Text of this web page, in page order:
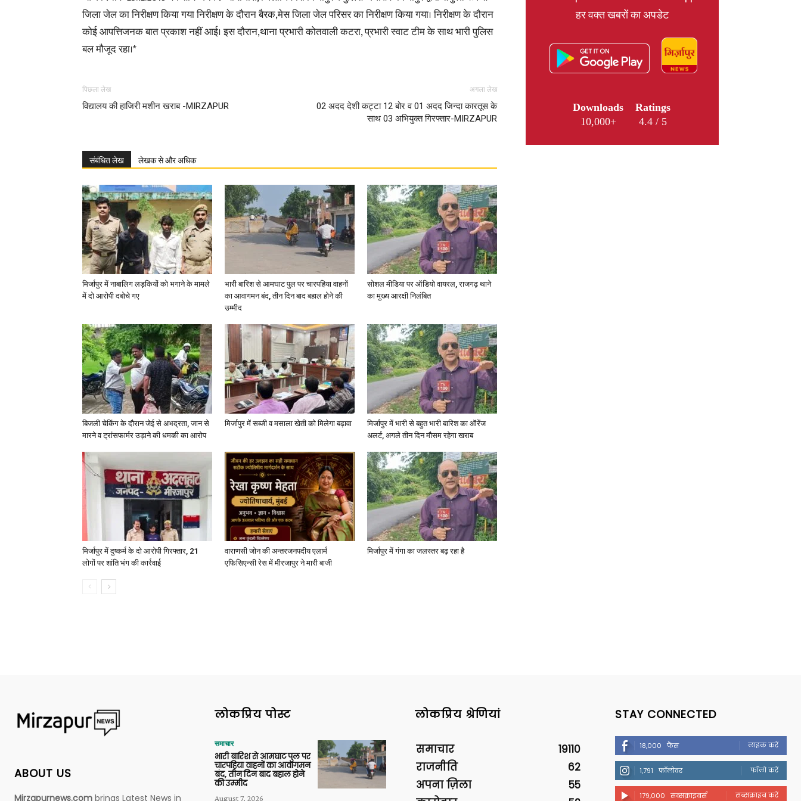
News
in
Hindi,
Today
Hindi
जिला जेल का निरीक्षण किया गया निरीक्षण के दौरान बैरक,मेस जिला जेल परिसर का निरीक्षण किया गया। निरीक्षण के दौरान
कोई आपत्तिजनक बात प्रकाश नहीं आई। इस दौरान,थाना प्रभारी कोतवाली कटरा, प्रभारी स्वाट टीम के साथ भारी पुलिस
बल मौजूद रहा।*
पिछला लेख
विद्यालय की हाजिरी मशीन खराब -MIRZAPUR
अगला लेख
02 अदद देशी कट्टा 12 बोर व 01 अदद जिन्दा कारतूस के
साथ 03 अभियुक्त गिरफ्तार-MIRZAPUR
संबंधित लेख लेखक से और अधिक
मिर्जापुर में नाबालिग लड़कियों को भगाने के मामले
में दो आरोपी दबोचे गए
भारी बारिश से आमघाट पुल पर चारपहिया वाहनों
का आवागमन बंद, तीन दिन बाद बहाल होने की
उम्मीद
सोशल मीडिया पर ऑडियो वायरल, राजगढ़ थाने
का मुख्य आरक्षी निलंबित
बिजली चेकिंग के दौरान जेई से अभद्रता, जान से
मारने व ट्रांसफार्मर उड़ाने की धमकी का आरोप
मिर्जापुर में सब्जी व मसाला खेती को मिलेगा बढ़ावा
मिर्जापुर में भारी से बहुत भारी बारिश का ऑरेंज
अलर्ट, अगले तीन दिन मौसम रहेगा खराब
मिर्जापुर में दुष्कर्म के दो आरोपी गिरफ्तार, 21
लोगों पर शांति भंग की कार्रवाई
वाराणसी जोन की अन्तरजनपदीय एलार्म
एफिसिएन्सी रेस में मीरजापुर ने मारी बाजी
मिर्जापुर में गंगा का जलस्तर बढ़ रहा है
हर वक्त खबरों का अपडेट
Downloads
10,000+
Ratings
4.4 / 5
ABOUT US
Mirzapurnews.com brings Latest News in
लोकप्रिय पोस्ट
समाचार
भारी बारिश से आमघाट पुल पर
चारपहिया वाहनों का आवागमन
बंद, तीन दिन बाद बहाल होने
की उम्मीद
August 7, 2026
लोकप्रिय श्रेणियां
समाचार
19110
राजनीति
62
अपना ज़िला
55
STAY CONNECTED
18,000 फैंस लाइक करें
1,791 फॉलोवर फॉलो करें
179,000 सब्सक्राइबर्स सब्सक्राइब करें